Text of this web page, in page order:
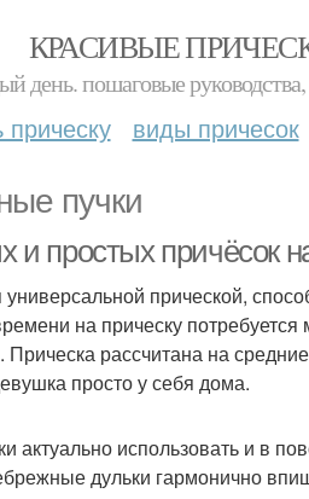
КРАСИВЫЕ
день. пошаговые
прическу виды причесок
пучки
и простых причёсок
универсальной прической,
на прическу
рассчитана на
просто у себя дома.
актуально использовать и в
дульки гармонично